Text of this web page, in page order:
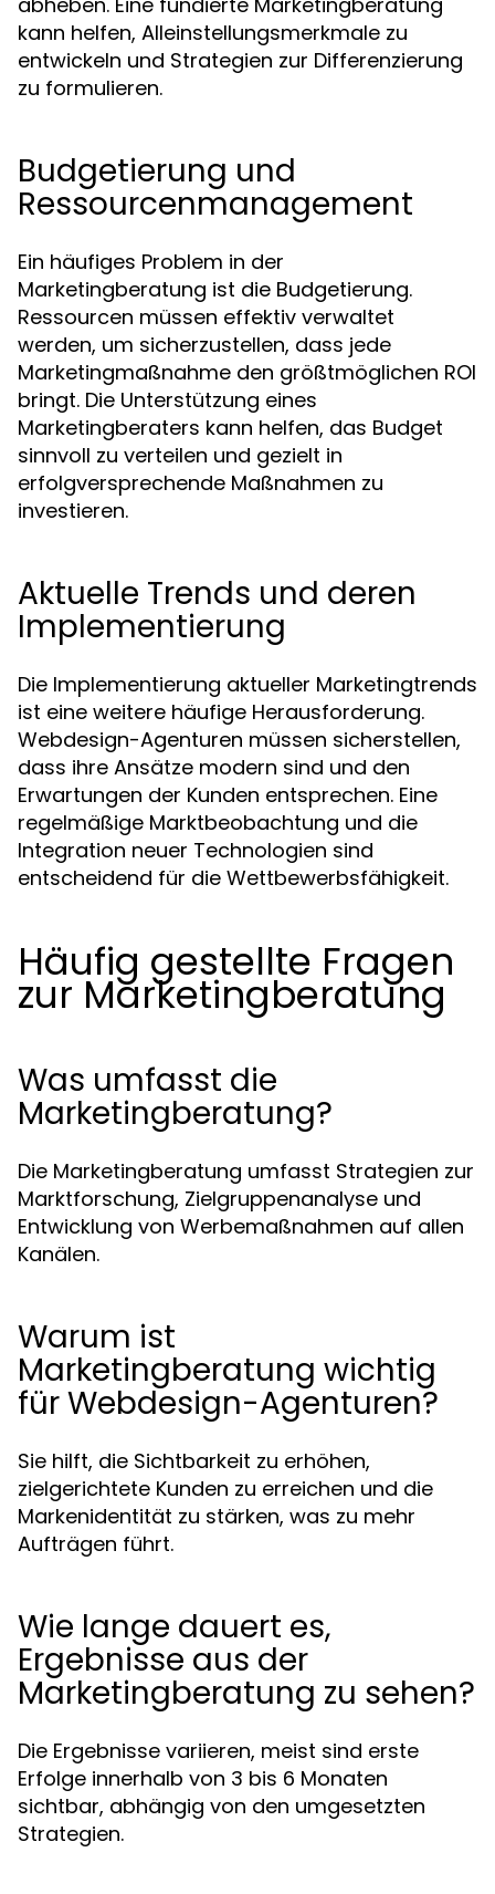
kann helfen, Alleinstellungsmerkmale zu
entwickeln und Strategien zur Differenzierung
zu formulieren.
Budgetierung und
Ressourcenmanagement
Ein häufiges Problem in der
Marketingberatung ist die Budgetierung.
Ressourcen müssen effektiv verwaltet
werden, um sicherzustellen, dass jede
Marketingmaßnahme den größtmöglichen ROI
bringt. Die Unterstützung eines
Marketingberaters kann helfen, das Budget
sinnvoll zu verteilen und gezielt in
erfolgversprechende Maßnahmen zu
investieren.
Aktuelle Trends und deren
Implementierung
Die Implementierung aktueller Marketingtrends
ist eine weitere häufige Herausforderung.
Webdesign-Agenturen müssen sicherstellen,
dass ihre Ansätze modern sind und den
Erwartungen der Kunden entsprechen. Eine
regelmäßige Marktbeobachtung und die
Integration neuer Technologien sind
entscheidend für die Wettbewerbsfähigkeit.
Häufig gestellte Fragen
zur Marketingberatung
Was umfasst die
Marketingberatung?
Die Marketingberatung umfasst Strategien zur
Marktforschung, Zielgruppenanalyse und
Entwicklung von Werbemaßnahmen auf allen
Kanälen.
Warum ist
Marketingberatung wichtig
für Webdesign-Agenturen?
Sie hilft, die Sichtbarkeit zu erhöhen,
zielgerichtete Kunden zu erreichen und die
Markenidentität zu stärken, was zu mehr
Aufträgen führt.
Wie lange dauert es,
Ergebnisse aus der
Marketingberatung zu sehen?
Die Ergebnisse variieren, meist sind erste
Erfolge innerhalb von 3 bis 6 Monaten
sichtbar, abhängig von den umgesetzten
Strategien.